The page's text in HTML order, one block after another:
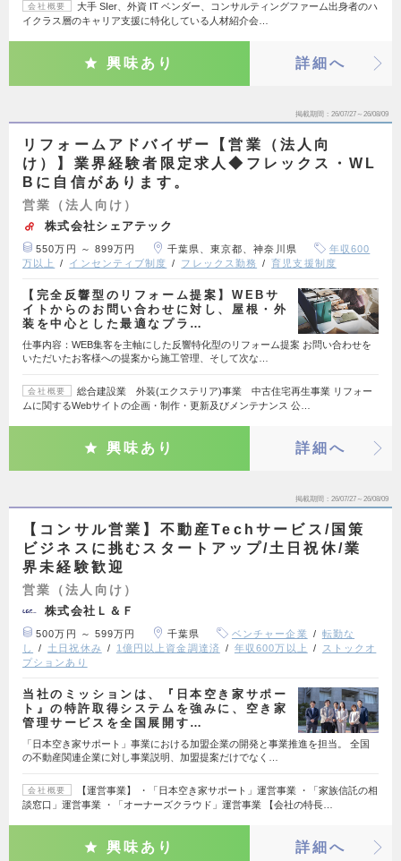
会社概要
大手 SIer、外資 IT ベンダー、コンサルティングファーム出身者のハ
イクラス層のキャリア支援に特化している人材紹介会…
興味あり 詳細へ
掲載期間 26/07/27～26/08/09
リフォームアドバイザー【営業（法人向
け）】業界経験者限定求人◆フレックス・WL
Bに自信があります。
営業（法人向け）
株式会社シェアテック
550万円 ～ 899万円 千葉県、東京都、神奈川県
年収600
万以上
インセンティブ制度 フレックス勤務 育児支援制度
【完全反響型のリフォーム提案】WEBサ
イトからのお問い合わせに対し、屋根・外
装を中心とした最適なプラ…
仕事内容：WEB集客を主軸にした反響特化型のリフォーム提案 お問い合わせを
いただいたお客様への提案から施工管理、そして次な…
会社概要
総合建設業 外装(エクステリア)事業 中古住宅再生事業 リフォー
ムに関するWebサイトの企画・制作・更新及びメンテナンス 公…
興味あり 詳細へ
掲載期間 26/07/27～26/08/09
【コンサル営業】不動産Techサービス/国策
ビジネスに挑むスタートアップ/土日祝休/業
界未経験歓迎
営業（法人向け）
株式会社Ｌ＆Ｆ
500万円 ～ 599万円 千葉県 ベンチャー企業
転勤な
し
土日祝休み 1億円以上資金調達済 年収600万以上
ストックオ
プションあり
当社のミッションは、『日本空き家サポー
ト』の特許取得システムを強みに、空き家
管理サービスを全国展開す…
「日本空き家サポート」事業における加盟企業の開発と事業推進を担当。 全国
の不動産関連企業に対し事業説明、加盟提案だけでなく…
会社概要
【運営事業】 ・「日本空き家サポート」運営事業 ・「家族信託の相
談窓口」運営事業 ・「オーナーズクラウド」運営事業 【会社の特長…
興味あり 詳細へ